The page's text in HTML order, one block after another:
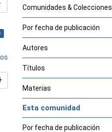
Comunidades & Colecciones
Por fecha de publicación
Autores
Títulos
Materias
Esta comunidad
Por fecha de publicación